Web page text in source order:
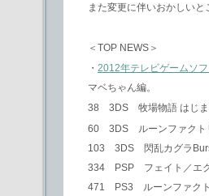
また変更に伴いおかしい
＜TOP NEWS＞
・ 2012年テレビゲームソ
マベちゃん編。
38 3DS 牧場物語 はじ
60 3DS ルーンファク
103 3DS 閃乱カグラ
334 PSP フェイト／エ
471 PS3 ルーンファク